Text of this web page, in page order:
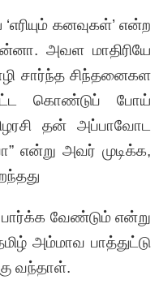
கனவுகள்’ என்ற
அவள மாதிரியே
சார்ந்த சிந்தனைகள
கொண்டுப் போய்
தன் அப்பாவோட
என்று அவர் முடிக்க,
வேண்டும் என்று
அம்மாவ பாத்துட்டு
வந்தாள்.